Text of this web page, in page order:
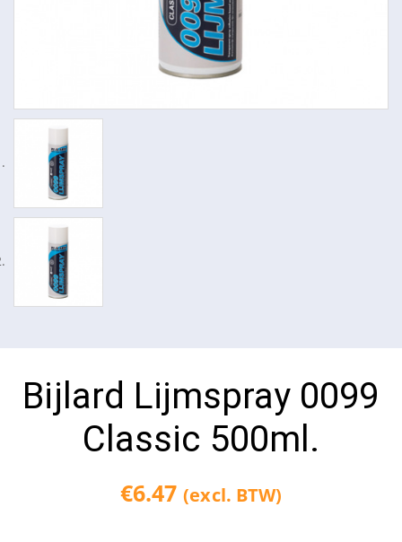
Bijlard Lijmspray 0099
Classic 500ml.
€6.47 (excl. BTW)